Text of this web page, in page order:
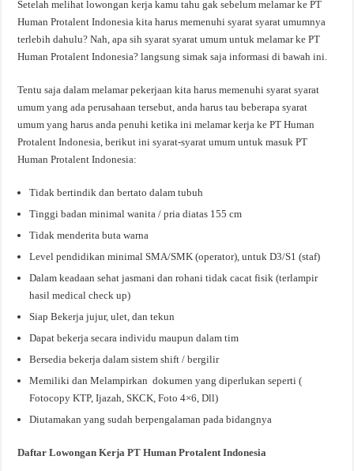
Setelah melihat lowongan kerja kamu tahu gak sebelum melamar ke PT
Human Protalent Indonesia kita harus memenuhi syarat syarat umumnya
terlebih dahulu? Nah, apa sih syarat syarat umum untuk melamar ke PT
Human Protalent Indonesia? langsung simak saja informasi di bawah ini.
Tentu saja dalam melamar pekerjaan kita harus memenuhi syarat syarat
umum yang ada perusahaan tersebut, anda harus tau beberapa syarat
umum yang harus anda penuhi ketika ini melamar kerja ke PT Human
Protalent Indonesia, berikut ini syarat-syarat umum untuk masuk PT
Human Protalent Indonesia:
Tidak bertindik dan bertato dalam tubuh
Tinggi badan minimal wanita / pria diatas 155 cm
Tidak menderita buta warna
Level pendidikan minimal SMA/SMK (operator), untuk D3/S1 (staf)
Dalam keadaan sehat jasmani dan rohani tidak cacat fisik (terlampir
hasil medical check up)
Siap Bekerja jujur, ulet, dan tekun
Dapat bekerja secara individu maupun dalam tim
Bersedia bekerja dalam sistem shift / bergilir
Memiliki dan Melampirkan dokumen yang diperlukan seperti (
Fotocopy KTP, Ijazah, SKCK, Foto 4×6, Dll)
Diutamakan yang sudah berpengalaman pada bidangnya
Daftar Lowongan Kerja PT Human Protalent Indonesia